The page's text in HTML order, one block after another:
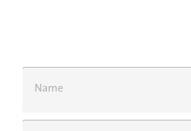
Name